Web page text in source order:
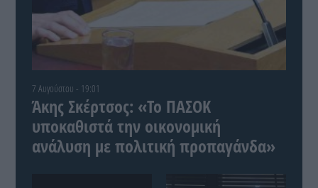
7 Αυγούστου - 19:01
Άκης Σκέρτσος: «Το ΠΑΣΟΚ
υποκαθιστά την οικονομική
ανάλυση με πολιτική προπαγάνδα»